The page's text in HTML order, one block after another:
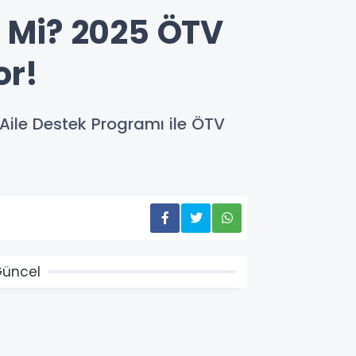
2025 ÖTV
Destek Programı ile ÖTV